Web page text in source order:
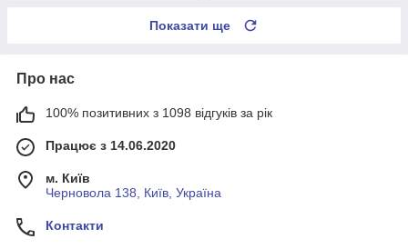
Показати ще
Про нас
100% позитивних з 1098 відгуків за рік
Працює з 14.06.2020
м. Київ
Черновола 138, Київ, Україна
Контакти